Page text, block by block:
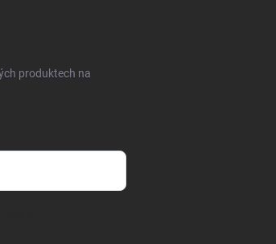
produktech na